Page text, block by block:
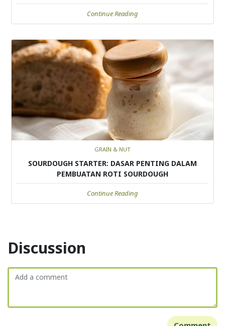
Continue Reading
GRAIN & NUT
SOURDOUGH STARTER: DASAR PENTING DALAM
PEMBUATAN ROTI SOURDOUGH
Continue Reading
Discussion